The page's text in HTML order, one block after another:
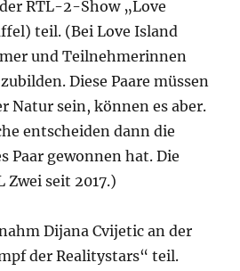
RTL-2-Show „Love
teil. (Bei Love Island
und Teilnehmerinnen
Diese Paare müssen
Natur sein, können es aber.
entscheiden dann die
Paar gewonnen hat. Die
Zwei seit 2017.)
Dijana Cvijetic an der
der Realitystars“ teil.